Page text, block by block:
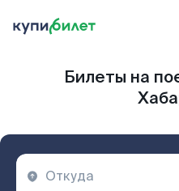
Билеты на